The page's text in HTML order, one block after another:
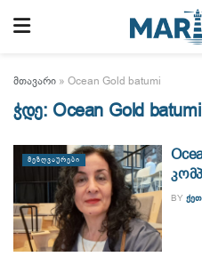
მთავარი » Ocean Gold batumi
ჭდე: Ocean Gold batumi
ᲛᲔᲖᲦᲕᲐᲣᲠᲔᲑᲘ
BY